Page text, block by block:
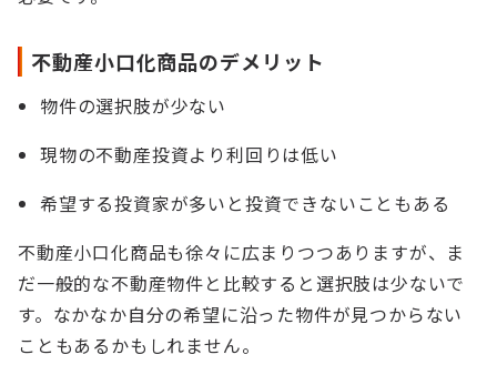
不動産小口化商品のデメリット
物件の選択肢が少ない
現物の不動産投資より利回りは低い
希望する投資家が多いと投資できないこともある
不動産小口化商品も徐々に広まりつつありますが、ま
だ一般的な不動産物件と比較すると選択肢は少ないで
す。なかなか自分の希望に沿った物件が見つからない
こともあるかもしれません。